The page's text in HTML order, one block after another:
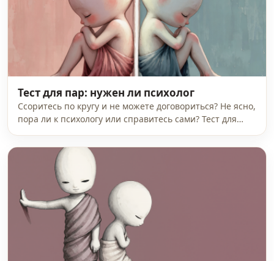
Тест для пар: нужен ли психолог
Ссоритесь по кругу и не можете договориться? Не ясно,
пора ли к психологу или справитесь сами? Тест для…